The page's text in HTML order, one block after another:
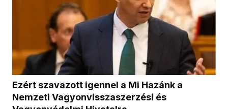
Ezért szavazott igennel a Mi Hazánk a
Nemzeti Vagyonvisszaszerzési és